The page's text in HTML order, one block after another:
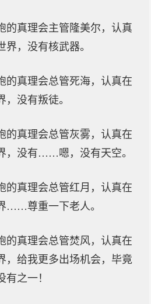
的真理会主管隆美尔，认真
，没有核武器。
的真理会总管死海，认真在
没有叛徒。
的真理会总管灰雾，认真在
，没有……嗯，没有天空。
的真理会总管红月，认真在
……尊重一下老人。
的真理会总管焚风，认真在
，给我更多出场机会，毕竟
之一！